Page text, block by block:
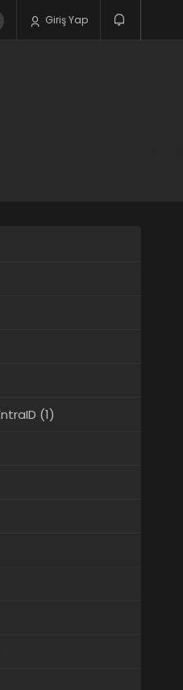
Giriş Yap
(1)